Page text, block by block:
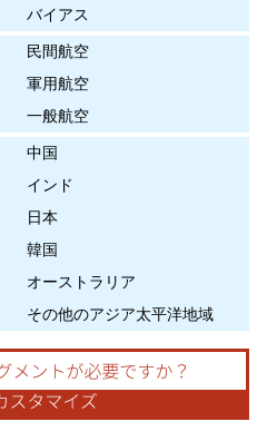
バイアス
民間航空
軍用航空
一般航空
中国
インド
日本
韓国
オーストラリア
その他のアジア太平洋地域